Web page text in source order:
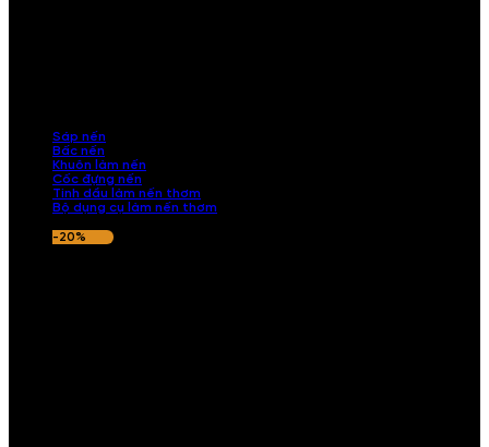
Sáp nến
Bấc nến
Khuôn làm nến
Cốc đựng nến
Tinh dầu làm nến thơm
Bộ dụng cụ làm nến thơm
-20%